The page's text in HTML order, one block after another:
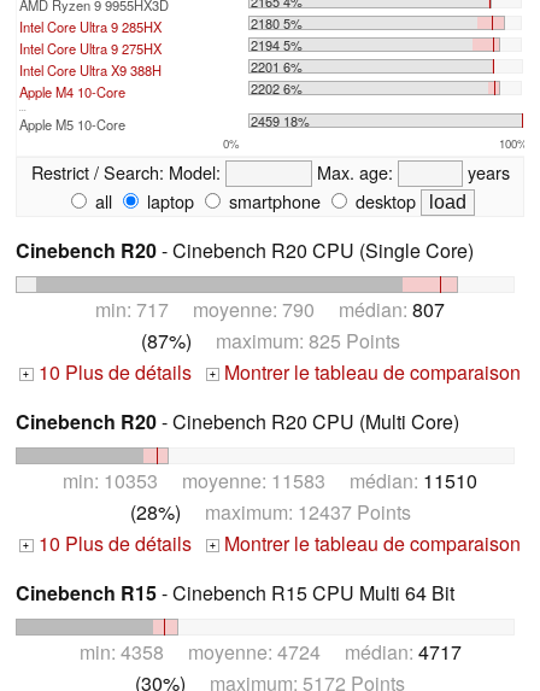
AMD Ryzen 9 9955HX3D
Intel Core Ultra 9 285HX
2180 5%
Intel Core Ultra 9 275HX
2194 5%
Intel Core Ultra X9 388H
2201 6%
Apple M4 10-Core
2202 6%
...
Apple M5 10-Core 2459 18%
0% 100%
Restrict / Search: Model: Max. age:
years
all
laptop smartphone desktop
Cinebench R20- Cinebench R20 CPU (Single Core)
min: 717 moyenne: 790 médian: 807
(87%) maximum: 825 Points
+ 10 Plus de détails +
Montrer le tableau de comparaison
Cinebench R20- Cinebench R20 CPU (Multi Core)
min: 10353 moyenne: 11583 médian: 11510
(28%) maximum: 12437 Points
+ 10 Plus de détails +
Montrer le tableau de comparaison
Cinebench R15- Cinebench R15 CPU Multi 64 Bit
min: 4358 moyenne: 4724 médian: 4717
(30%) maximum: 5172 Points